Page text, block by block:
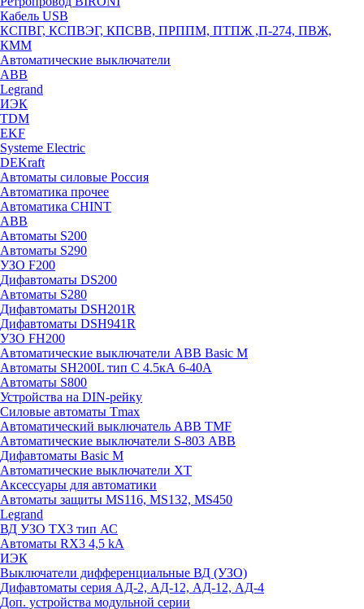
Кабель USB
КСПВГ, КСПВЭГ, КПСВВ, ПРППМ, ПТПЖ ,П-274, ПВЖ,
КММ
Автоматические выключатели
ABB
Legrand
ИЭК
TDM
EKF
Systeme Electric
DEKraft
Автоматы силовые Россия
Автоматика прочее
Автоматика CHINT
ABB
Автоматы S200
Автоматы S290
УЗО F200
Дифавтоматы DS200
Автоматы S280
Дифавтоматы DSH201R
Дифавтоматы DSH941R
УЗО FH200
Автоматические выключатели ABB Basic M
Автоматы SH200L тип С 4.5кА 6-40А
Автоматы S800
Устройства на DIN-рейку
Силовые автоматы Tmax
Автоматический выключатель ABB TMF
Автоматические выключатели S-803 АВВ
Дифавтоматы Basic M
Автоматические выключатели XT
Аксессуары для автоматики
Автоматы защиты MS116, MS132, MS450
Legrand
ВД УЗО TX3 тип АС
Автоматы RX3 4,5 kA
ИЭК
Выключатели дифференциальные ВД (УЗО)
Дифавтоматы серия АД-2, АД-12, АД-12, АД-4
Доп. устройства модульной серии